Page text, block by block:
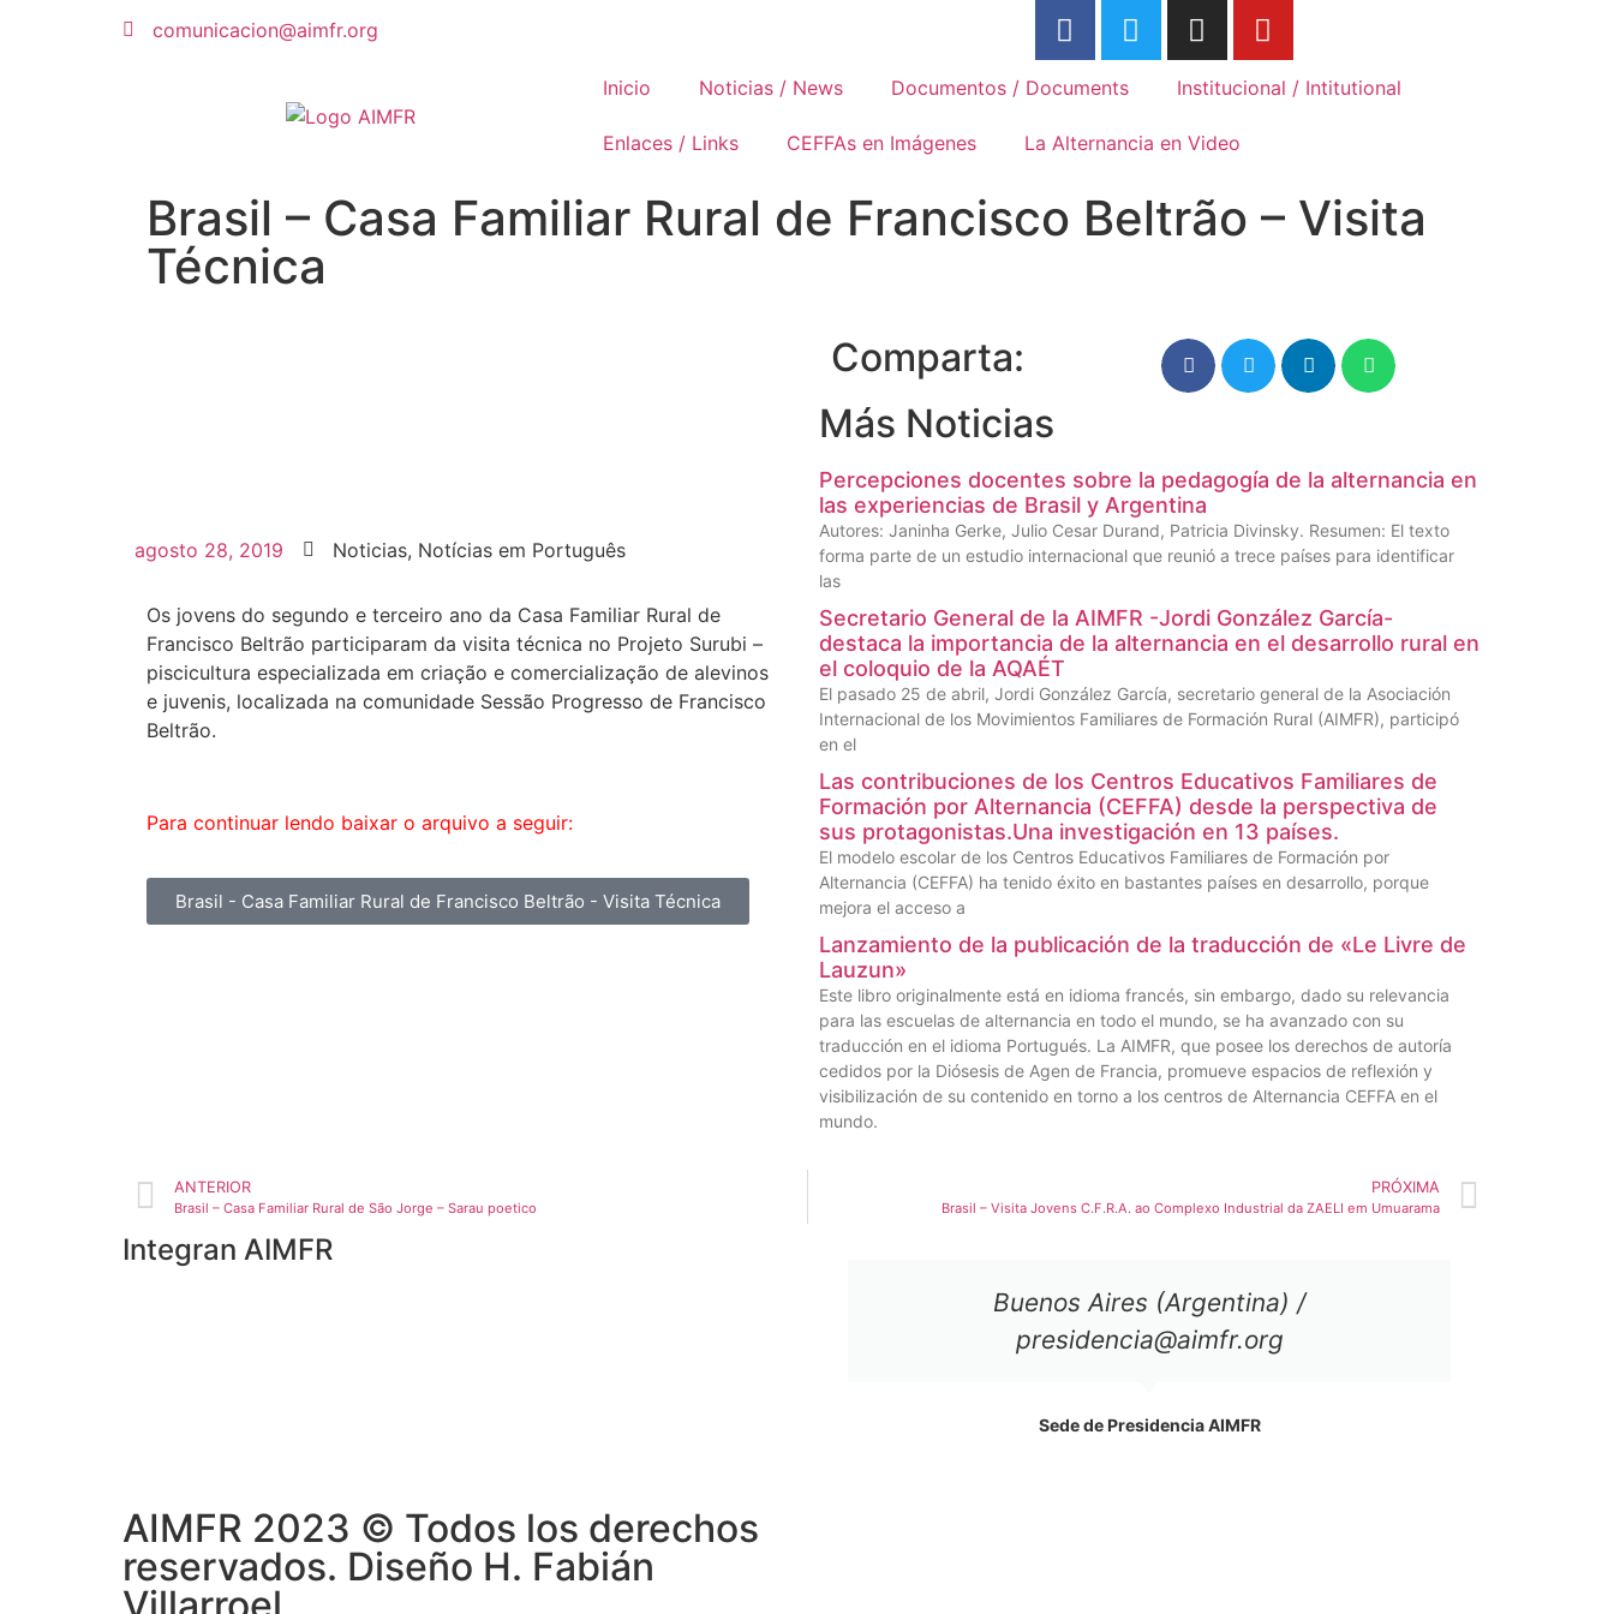
comunicacion@aimfr.org
Mouvements Familiaux de
Formation Rurale
Inicio
Noticias / News Documentos / Documents Institucional / Intitutional
Enlaces / Links CEFFAs en Imágenes La Alternancia en Video
Brasil – Casa Familiar Rural de Francisco Beltrão – Visita
Técnica
agosto 28, 2019 Noticias, Notícias em Português
Os jovens do segundo e terceiro ano da Casa Familiar Rural de
Francisco Beltrão participaram da visita técnica no Projeto Surubi –
piscicultura especializada em criação e comercialização de alevinos
e juvenis, localizada na comunidade Sessão Progresso de Francisco
Beltrão.
Para continuar lendo baixar o arquivo a seguir:
Brasil - Casa Familiar Rural de Francisco Beltrão - Visita Técnica
Comparta:
Más Noticias
Percepciones docentes sobre la pedagogía de la alternancia en
las experiencias de Brasil y Argentina
Autores: Janinha Gerke, Julio Cesar Durand, Patricia Divinsky. Resumen: El texto
forma parte de un estudio internacional que reunió a trece países para identificar
las
Secretario General de la AIMFR -Jordi González García-
destaca la importancia de la alternancia en el desarrollo rural en
el coloquio de la AQAÉT
El pasado 25 de abril, Jordi González García, secretario general de la Asociación
Internacional de los Movimientos Familiares de Formación Rural (AIMFR), participó
en el
Las contribuciones de los Centros Educativos Familiares de
Formación por Alternancia (CEFFA) desde la perspectiva de
sus protagonistas.Una investigación en 13 países.
El modelo escolar de los Centros Educativos Familiares de Formación por
Alternancia (CEFFA) ha tenido éxito en bastantes países en desarrollo, porque
mejora el acceso a
Lanzamiento de la publicación de la traducción de «Le Livre de
Lauzun»
Este libro originalmente está en idioma francés, sin embargo, dado su relevancia
para las escuelas de alternancia en todo el mundo, se ha avanzado con su
traducción en el idioma Portugués. La AIMFR, que posee los derechos de autoría
cedidos por la Diósesis de Agen de Francia, promueve espacios de reflexión y
visibilización de su contenido en torno a los centros de Alternancia CEFFA en el
mundo.
ANTERIOR
Brasil – Casa Familiar Rural de São Jorge – Sarau poetico
PRÓXIMA
Brasil – Visita Jovens C.F.R.A. ao Complexo Industrial da ZAELI em Umuarama
Integran AIMFR
Buenos Aires (Argentina) /
presidencia@aimfr.org
Sede de Presidencia AIMFR
AIMFR 2023 © Todos los derechos
reservados. Diseño H. Fabián